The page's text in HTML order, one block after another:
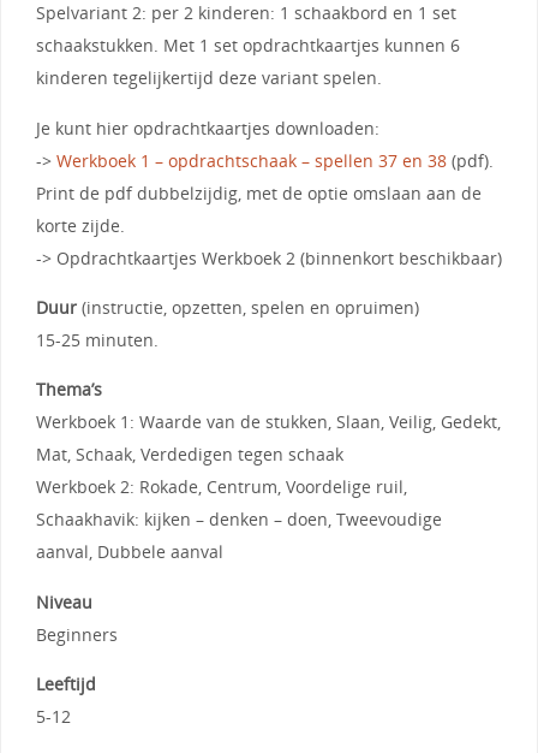
Spelvariant 2: per 2 kinderen: 1 schaakbord en 1 set
schaakstukken. Met 1 set opdrachtkaartjes kunnen 6
kinderen tegelijkertijd deze variant spelen.
Je kunt hier opdrachtkaartjes downloaden:
-> Werkboek 1 – opdrachtschaak – spellen 37 en 38(pdf).
Print de pdf dubbelzijdig, met de optie omslaan aan de
korte zijde.
-> Opdrachtkaartjes Werkboek 2 (binnenkort beschikbaar)
Duur(instructie, opzetten, spelen en opruimen)
15-25 minuten.
Thema’s
Werkboek 1: Waarde van de stukken, Slaan, Veilig, Gedekt,
Mat, Schaak, Verdedigen tegen schaak
Werkboek 2: Rokade, Centrum, Voordelige ruil,
Schaakhavik: kijken – denken – doen, Tweevoudige
aanval, Dubbele aanval
Niveau
Beginners
Leeftijd
5-12